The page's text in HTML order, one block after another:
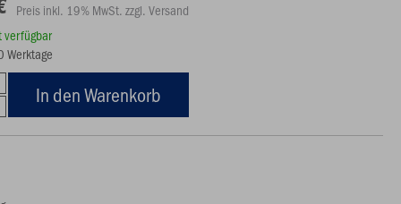
Preis inkl. 19% MwSt. zzgl. Versand
verfügbar
Werktage
In den Warenkorb